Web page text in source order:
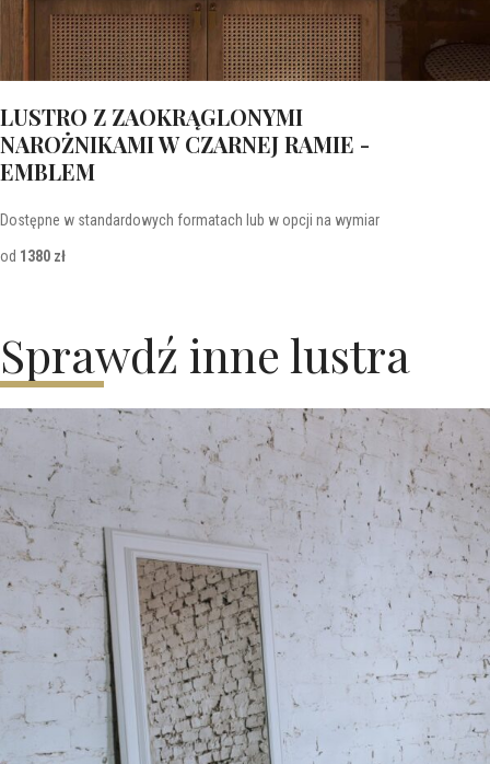
LUSTRO Z ZAOKRĄGLONYMI
NAROŻNIKAMI W CZARNEJ RAMIE -
EMBLEM
Dostępne w standardowych formatach lub w opcji na wymiar
od 1380 zł
Sprawdź inne lustra